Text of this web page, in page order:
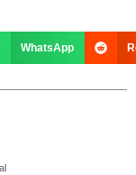
WhatsApp